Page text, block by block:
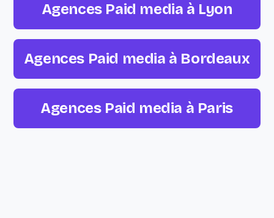
Agences Paid media à Lyon
Agences Paid media à Bordeaux
Agences Paid media à Paris